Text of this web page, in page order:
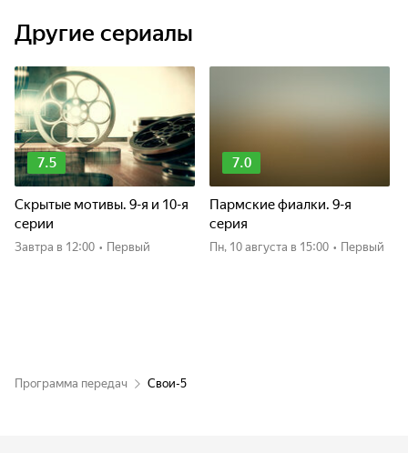
Другие сериалы
7.5
Скрытые мотивы. 9-я и 10-я
серии
Завтра в 12:00 • Первый
7.0
Пармские фиалки. 9-я
серия
пн, 10 августа в 15:00 • Первый
Программа передач Свои-5